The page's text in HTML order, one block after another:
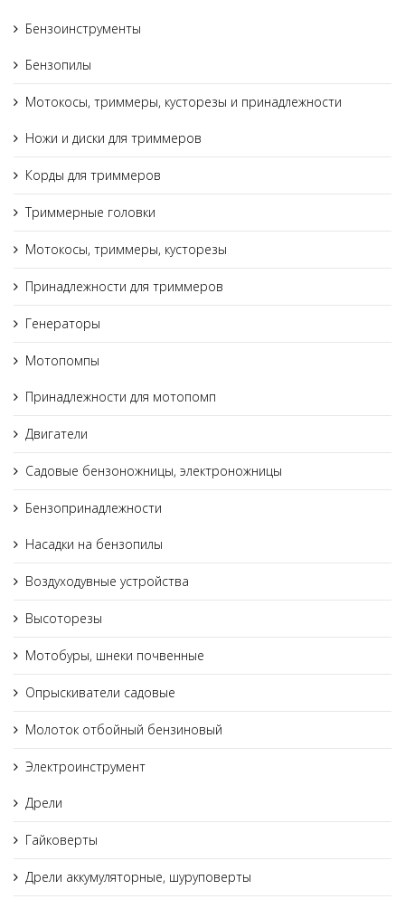
Бензоинструменты
Бензопилы
Мотокосы, триммеры, кусторезы и принадлежности
Ножи и диски для триммеров
Корды для триммеров
Триммерные головки
Мотокосы, триммеры, кусторезы
Принадлежности для триммеров
Генераторы
Мотопомпы
Принадлежности для мотопомп
Двигатели
Садовые бензоножницы, электроножницы
Бензопринадлежности
Насадки на бензопилы
Воздуходувные устройства
Высоторезы
Мотобуры, шнеки почвенные
Опрыскиватели садовые
Молоток отбойный бензиновый
Электроинструмент
Дрели
Гайковерты
Дрели аккумуляторные, шуруповерты